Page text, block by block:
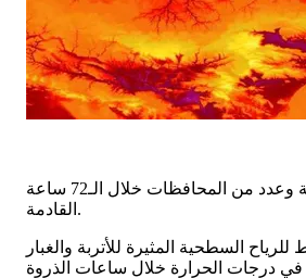
أصدر مركز الإنذار المبكر من المخاطر المناخية المتعددة بمحافظة حضرموت، صباح الأربعاء، تنبيهاً بشأن اشتداد تأثير موجة حارة يُتوقع أن تؤثر على المحافظة وعدد من المحافظات خلال الـ72 ساعة
القادمة.
السطحية المثيرة للأتربة والغبار